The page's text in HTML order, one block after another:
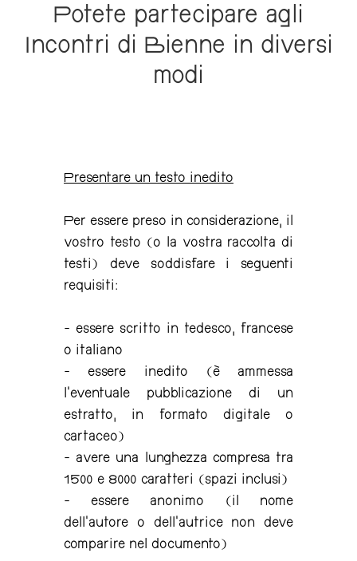
Potete partecipare agli
Incontri di Bienne in diversi
modi
Presentare un testo inedito
Per essere preso in considerazione, il
vostro testo (o la vostra raccolta di
testi) deve soddisfare i seguenti
requisiti:
- essere scritto in tedesco, francese
o italiano
- essere inedito (è ammessa
l'eventuale pubblicazione di un
estratto, in formato digitale o
cartaceo)
- avere una lunghezza compresa tra
1500 e 8000 caratteri (spazi inclusi)
- essere anonimo (il nome
dell'autore o dell'autrice non deve
comparire nel documento)